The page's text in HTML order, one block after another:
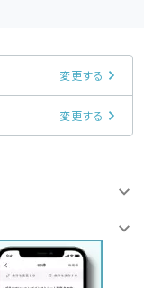
変更する
変更する